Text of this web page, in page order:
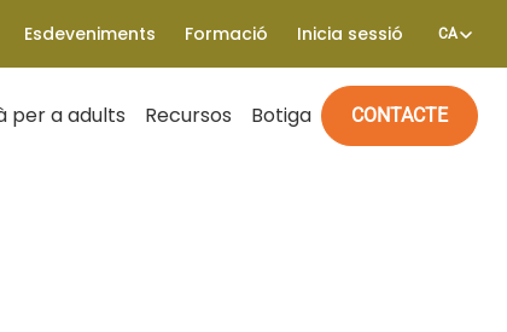
Esdeveniments Formació Inicia sessió CA
per a adults Recursos Botiga CONTACTE